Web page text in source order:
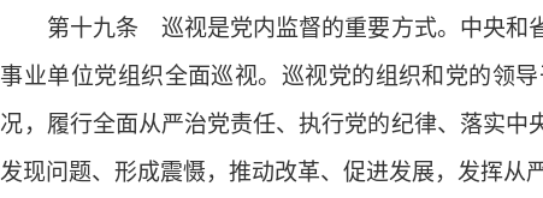
第十九条 巡视是党内监督的重要方式。中央和省
事业单位党组织全面巡视。巡视党的组织和党的领
况，履行全面从严治党责任、执行党的纪律、落实中
发现问题、形成震慑，推动改革、促进发展，发挥从